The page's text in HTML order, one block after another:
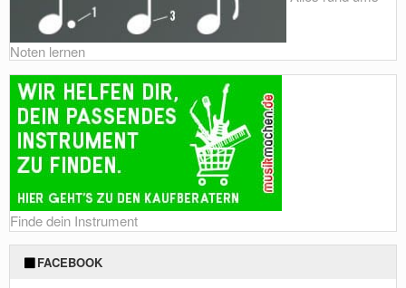
Noten lernen
Finde dein Instrument
FACEBOOK